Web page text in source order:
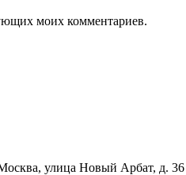
моих комментариев.
улица Новый Арбат, д. 36